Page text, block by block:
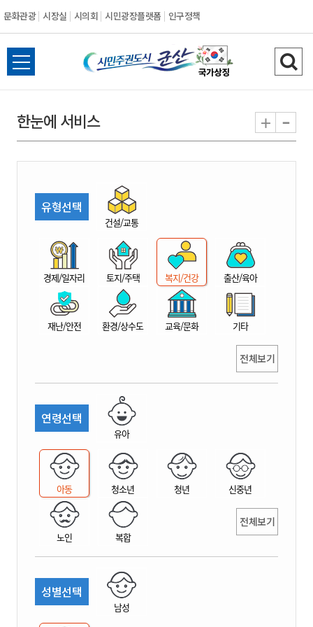
문화관광 시장실 시의회 시민광장플랫폼 인구정책
시
민
권
시
산
전
체
뉴
열
검
색
기
한눈에 서비스 + -
유형선택
건설/교통
경제/일자리 토지/주택 복지/건강 출산/육아
재난/안전 환경/상수도 교육/문화 기타
전체보기
연령선택
유아
아동 청소년 청년 신중년
노인 복합
전체보기
성별선택
남성